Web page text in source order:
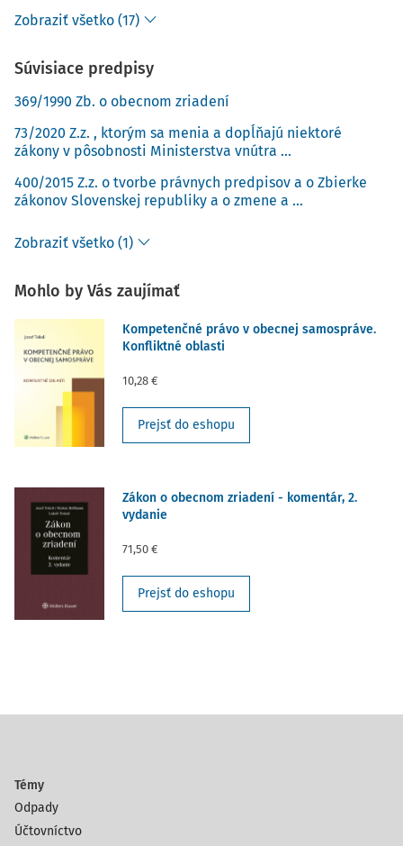
Zobraziť všetko (17)
Súvisiace predpisy
369/1990 Zb. o obecnom zriadení
73/2020 Z.z. , ktorým sa menia a dopĺňajú niektoré
zákony v pôsobnosti Ministerstva vnútra ...
400/2015 Z.z. o tvorbe právnych predpisov a o Zbierke
zákonov Slovenskej republiky a o zmene a ...
Zobraziť všetko (1)
Mohlo by Vás zaujímať
Kompetenčné právo v obecnej samospráve.
Konfliktné oblasti
10,28 €
Prejsť do eshopu
Zákon o obecnom zriadení - komentár, 2.
vydanie
71,50 €
Prejsť do eshopu
Témy
Odpady
Účtovníctvo